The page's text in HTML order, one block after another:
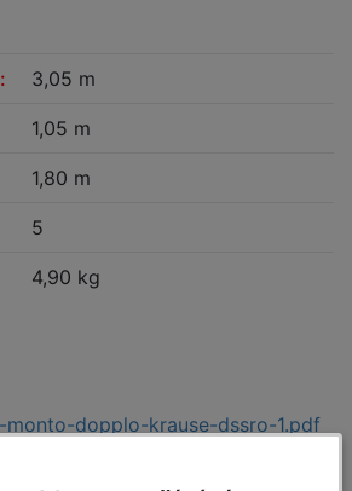
3,05 m
1,05 m
1,80 m
5
4,90 kg
monto-dopplo-krause-dssro-1.pdf